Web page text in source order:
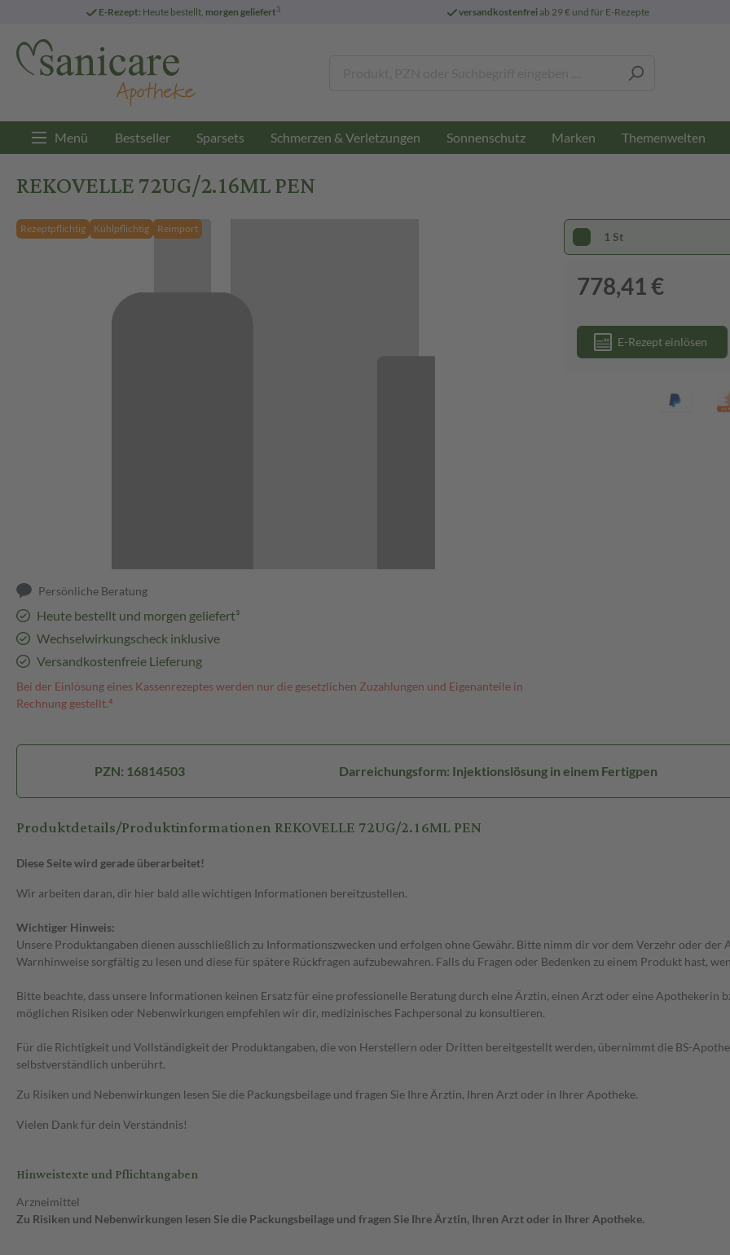
E-Rezept: Heute bestellt, morgen geliefert3 versandkostenfreiab 29 € und für E-Rezepte
Menü Bestseller Sparsets Schmerzen & Verletzungen Sonnenschutz Marken Themenwelten
REKOVELLE 72UG/2.16ML PEN
Rezeptpflichtig Kühlpflichtig Reimport
Persönliche Beratung
Heute bestellt und morgen geliefert³
Wechselwirkungscheck inklusive
Versandkostenfreie Lieferung
Bei der Einlösung eines Kassenrezeptes werden nur die gesetzlichen Zuzahlungen und Eigenanteile in
Rechnung gestellt.⁴
1 St
778,41 €
E-Rezept einlösen
PZN: 16814503 Darreichungsform: Injektionslösung in einem Fertigpen
Produktdetails/Produktinformationen REKOVELLE 72UG/2.16ML PEN
Diese Seite wird gerade überarbeitet!
Wir arbeiten daran, dir hier bald alle wichtigen Informationen bereitzustellen.
Wichtiger Hinweis:
Unsere Produktangaben dienen ausschließlich zu Informationszwecken und erfolgen ohne Gewähr. Bitte nimm dir vor dem Verzehr oder
Warnhinweise sorgfältig zu lesen und diese für spätere Rückfragen aufzubewahren. Falls du Fragen oder Bedenken zu einem Produkt hast,
Bitte beachte, dass unsere Informationen keinen Ersatz für eine professionelle Beratung durch eine Ärztin, einen Arzt oder eine Apothekerin
möglichen Risiken oder Nebenwirkungen empfehlen wir dir, medizinisches Fachpersonal zu konsultieren.
Für die Richtigkeit und Vollständigkeit der Produktangaben, die von Herstellern oder Dritten bereitgestellt werden, übernimmt die BS-
selbstverständlich unberührt.
Zu Risiken und Nebenwirkungen lesen Sie die Packungsbeilage und fragen Sie Ihre Ärztin, Ihren Arzt oder in Ihrer Apotheke.
Vielen Dank für dein Verständnis!
Hinweistexte und Pflichtangaben
Arzneimittel
Zu Risiken und Nebenwirkungen lesen Sie die Packungsbeilage und fragen Sie Ihre Ärztin, Ihren Arzt oder in Ihrer Apotheke.